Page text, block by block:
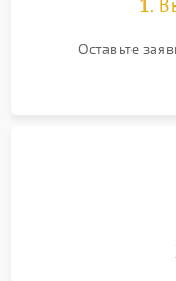
Оставьте